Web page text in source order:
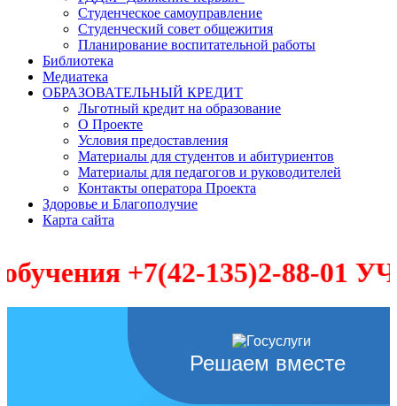
Студенческое самоуправление
Студенческий совет общежития
Планирование воспитательной работы
Библиотека
Медиатека
ОБРАЗОВАТЕЛЬНЫЙ КРЕДИТ
Льготный кредит на образование
О Проекте
Условия предоставления
Материалы для студентов и абитуриентов
Материалы для педагогов и руководителей
Контакты оператора Проекта
Здоровье и Благополучие
Карта сайта
+7(42-135)2-88-01
Решаем вместе